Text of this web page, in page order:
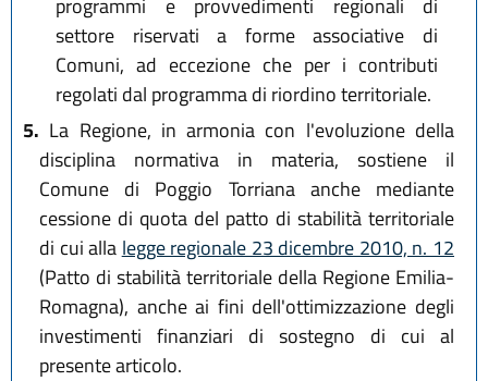
programmi e provvedimenti regionali di
settore riservati a forme associative di
Comuni, ad eccezione che per i contributi
regolati dal programma di riordino territoriale.
5. La Regione, in armonia con l'evoluzione della
disciplina normativa in materia, sostiene il
Comune di Poggio Torriana anche mediante
cessione di quota del patto di stabilità territoriale
di cui alla legge regionale 23 dicembre 2010, n. 12
(Patto di stabilità territoriale della Regione Emilia-
Romagna), anche ai fini dell'ottimizzazione degli
investimenti finanziari di sostegno di cui al
presente articolo.